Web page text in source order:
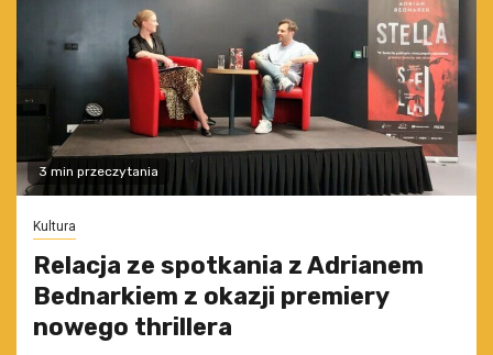
3 min przeczytania
Kultura
Relacja ze spotkania z Adrianem
Bednarkiem z okazji premiery
nowego thrillera